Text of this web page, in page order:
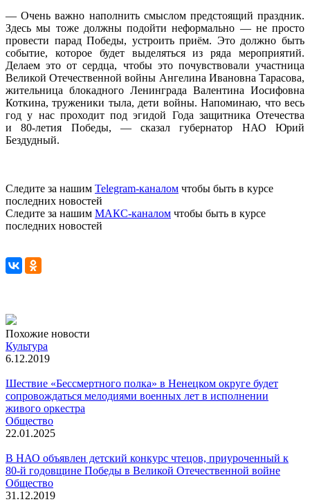
— Очень важно наполнить смыслом предстоящий праздник.
Здесь мы тоже должны подойти неформально — не просто
провести парад Победы, устроить приём. Это должно быть
событие, которое будет выделяться из ряда мероприятий.
Делаем это от сердца, чтобы это почувствовали участница
Великой Отечественной войны Ангелина Ивановна Тарасова,
жительница блокадного Ленинграда Валентина Иосифовна
Коткина, труженики тыла, дети войны. Напоминаю, что весь
год у нас проходит под эгидой Года защитника Отечества
и 80-летия Победы, — сказал губернатор НАО Юрий
Бездудный.
Следите за нашим Telegram-каналом чтобы быть в курсе
последних новостей
Следите за нашим МАКС-каналом чтобы быть в курсе
последних новостей
Похожие новости
Культура
6.12.2019
Шествие «Бессмертного полка» в Ненецком округе будет
сопровождаться мелодиями военных лет в исполнении
живого оркестра
Общество
22.01.2025
В НАО объявлен детский конкурс чтецов, приуроченный к
80-й годовщине Победы в Великой Отечественной войне
Общество
31.12.2019